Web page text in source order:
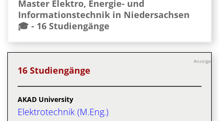
Master Elektro, Energie- und
Informationstechnik in Niedersachsen
🎓 - 16 Studiengänge
Anzeige
16 Studiengänge
AKAD University
Elektrotechnik (M.Eng.)